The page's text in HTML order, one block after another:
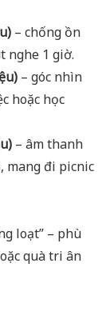
– chống ồn
nghe 1 giờ.
– góc nhìn
hoặc học
– âm thanh
mang đi picnic
loạt” – phù
quà tri ân